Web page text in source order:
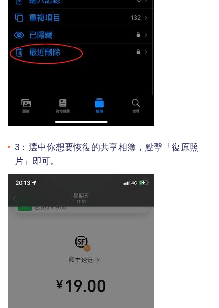
3：選中你想要恢復的共享相簿，點擊「復原照
片」即可。